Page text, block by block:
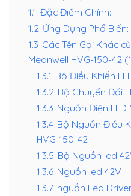
1.1 Đặc Điểm Chính:
1.2 Ứng Dụng Phổ Biến:
1.3 Các Tên Gọi Khác
Meanwell HVG-150-42
1.3.1 Bộ Điều Khiển
1.3.2 Bộ Chuyển Đổi
1.3.3 Nguồn Điện LED
1.3.4 Bộ Nguồn Điều
HVG-150-42
1.3.5 Bộ Nguồn led
1.3.6 Nguồn led 42V
1.3.7 nguồn Led